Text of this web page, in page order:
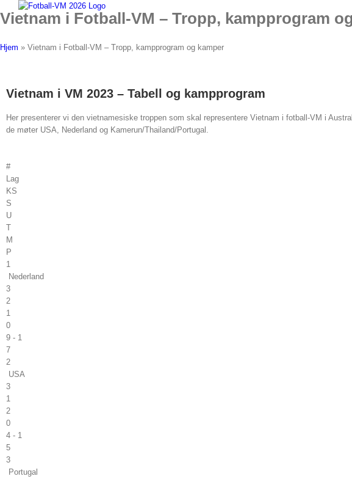
to
Vietnam i Fotball-VM – Tropp, kampprogram
Hjem » Vietnam i Fotball-VM – Tropp, kampprogram og kamper
Vietnam i VM 2023 – Tabell og kampprogram
Her presenterer vi den vietnamesiske troppen som skal representere Vietnam i fotball-VM i
de møter USA, Nederland og Kamerun/Thailand/Portugal.
#
Lag
KS
S
U
T
M
P
1
Nederland
3
2
1
0
9 - 1
7
2
USA
3
1
2
0
4 - 1
5
3
Portugal